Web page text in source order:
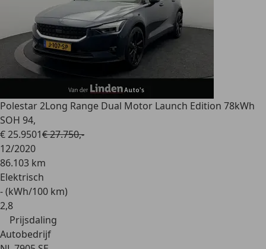
Polestar 2Long Range Dual Motor Launch Edition 78kWh
SOH 94,
€ 25.9501€ 27.750,-
12/2020
86.103 km
Elektrisch
- (kWh/100 km)
2,8
Prijsdaling
Autobedrijf